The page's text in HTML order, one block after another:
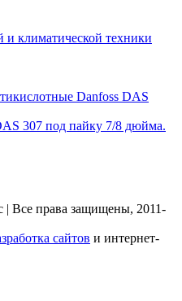
климатической техники
Danfoss DAS
307 под пайку 7/8 дюйма.
Все права защищены, 2011-
сайтов и интернет-